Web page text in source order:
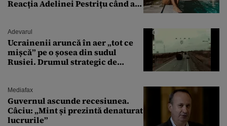
Reacția Adelinei Pestrițu când a
Adevarul
Ucrainenii aruncă în aer „tot ce
mișcă” pe o șosea din sudul
Rusiei. Drumul strategic de
Mediafax
Guvernul ascunde recesiunea.
Câciu: „Mint și prezintă denaturat
lucrurile”